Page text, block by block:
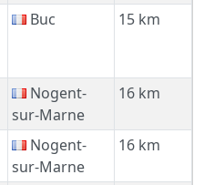
Buc 15 km
Nogent-
sur-Marne
16 km
Nogent-
sur-Marne
16 km